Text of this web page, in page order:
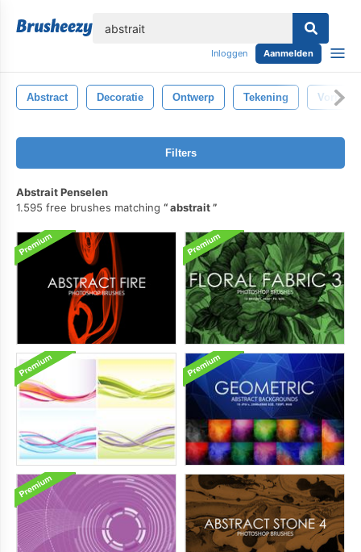
Inloggen Aanmelden
Abstract Decoratie Ontwerp Tekening Vorm
Filters
Abstrait Penselen
1.595 free brushes matching
abstrait